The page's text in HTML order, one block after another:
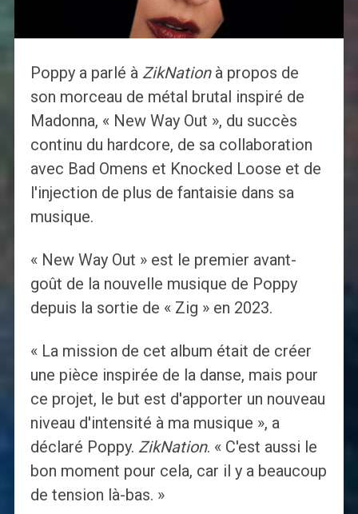
Poppy a parlé à ZikNationà propos de
son morceau de métal brutal inspiré de
Madonna, « New Way Out », du succès
continu du hardcore, de sa collaboration
avec Bad Omens et Knocked Loose et de
l'injection de plus de fantaisie dans sa
musique.
« New Way Out » est le premier avant-
goût de la nouvelle musique de Poppy
depuis la sortie de « Zig » en 2023.
« La mission de cet album était de créer
une pièce inspirée de la danse, mais pour
ce projet, le but est d'apporter un nouveau
niveau d'intensité à ma musique », a
déclaré Poppy. ZikNation. « C'est aussi le
bon moment pour cela, car il y a beaucoup
de tension là-bas. »